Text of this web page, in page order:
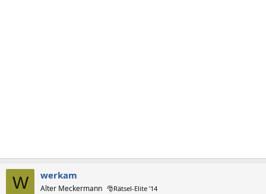
W werkam
Alter Meckermann 🎅Rätsel-Elite ’14